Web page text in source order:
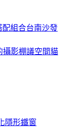
配組合台南沙發
攝影棚議空間貓
隱形鐵窗